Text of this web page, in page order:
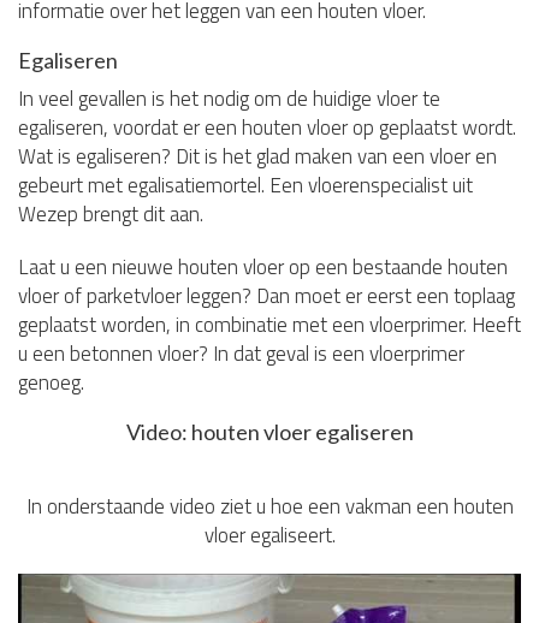
informatie over het leggen van een houten vloer.
Egaliseren
In veel gevallen is het nodig om de huidige vloer te
egaliseren, voordat er een houten vloer op geplaatst wordt.
Wat is egaliseren? Dit is het glad maken van een vloer en
gebeurt met egalisatiemortel. Een vloerenspecialist uit
Wezep brengt dit aan.
Laat u een nieuwe houten vloer op een bestaande houten
vloer of parketvloer leggen? Dan moet er eerst een toplaag
geplaatst worden, in combinatie met een vloerprimer. Heeft
u een betonnen vloer? In dat geval is een vloerprimer
genoeg.
Video: houten vloer egaliseren
In onderstaande video ziet u hoe een vakman een houten
vloer egaliseert.